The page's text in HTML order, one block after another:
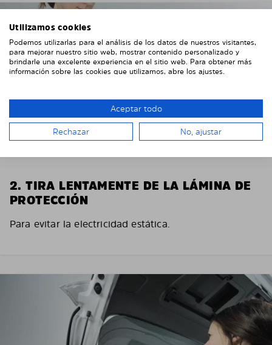
2. TIRA LENTAMENTE DE LA LÁMINA DE
PROTECCIÓN
Para evitar la electricidad estática.
Utilizamos cookies
Podemos utilizarlas para el análisis de los datos de nuestros visitantes,
para mejorar nuestro sitio web, mostrar contenido personalizado y
brindarle una excelente experiencia en el sitio web. Para obtener más
información sobre las cookies que utilizamos, abre los ajustes.
Aceptar todo
Rechazar No, ajustar